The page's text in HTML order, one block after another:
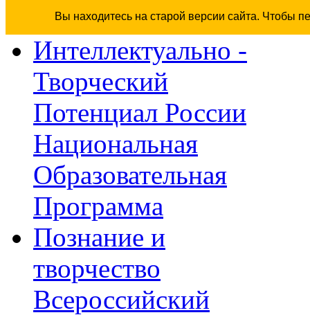
Вы находитесь на старой версии сайта. Чтобы
Интеллектуально -
Творческий
Потенциал России
Национальная
Образовательная
Программа
Познание и
творчество
Всероссийский